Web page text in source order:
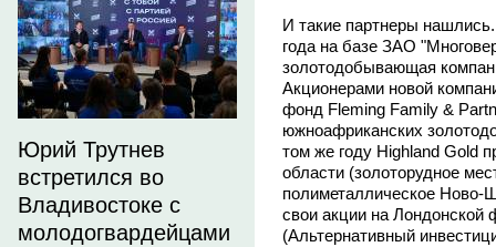
Юрий Трутнев
встретился во
Владивостоке с
молодогвардейцами
И такие партнеры
года на базе ЗАО
золотодобывающая
Акционерами новой
фонд Fleming Family &
южноафриканских
том же году Highland Gold
области (золоторудное
полиметаллическое Ново-
свои акции на Лондонской
(Альтернативный